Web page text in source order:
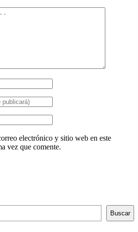
electrónico y sitio web en este
vez que comente.
Buscar